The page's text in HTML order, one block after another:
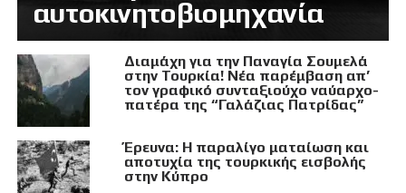
αυτοκινητοβιομηχανία
Διαμάχη για την Παναγία Σουμελά
στην Τουρκία! Νέα παρέμβαση απ’
τον γραφικό συνταξιούχο ναύαρχο-
πατέρα της “Γαλάζιας Πατρίδας”
Έρευνα: Η παραλίγο ματαίωση και
αποτυχία της τουρκικής εισβολής
στην Κύπρο